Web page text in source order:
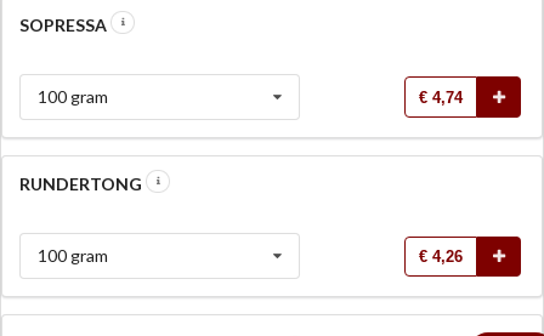
SOPRESSA
100 gram € 4,74
RUNDERTONG
100 gram € 4,26